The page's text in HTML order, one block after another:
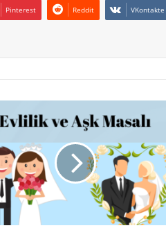
Pinterest Reddit VKontakte